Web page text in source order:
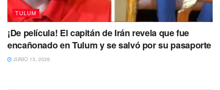
TULUM
¡De película! El capitán de Irán revela que fue
encañonado en Tulum y se salvó por su pasaporte
JUNIO 13, 2026